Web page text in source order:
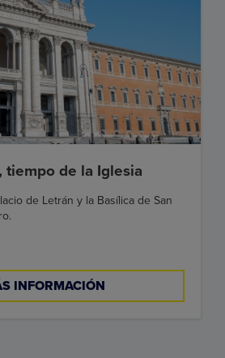
tiempo de la Iglesia
de Letrán y la Basílica de San
INFORMACIÓN